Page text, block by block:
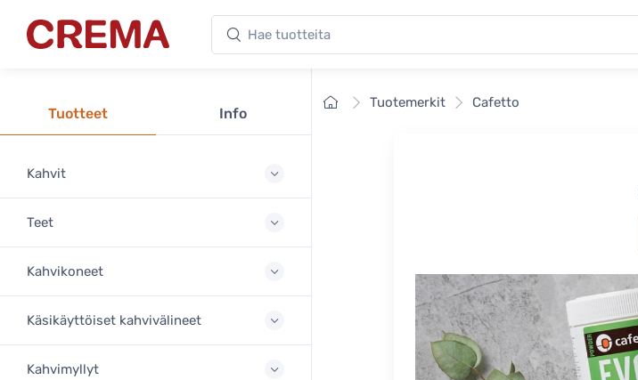
Crema Hae tuotteita
Tuotteet Info
Kahvit
Teet
Kahvikoneet
Käsikäyttöiset kahvivälineet
Kahvimyllyt
EtusivuTuotemerkit Cafetto